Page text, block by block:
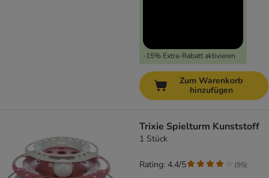
-15% Extra-Rabatt aktivieren
Zum Warenkorb
hinzufügen
Trixie Spielturm Kunststoff
1 Stück
Rating: 4.4/5 (95)